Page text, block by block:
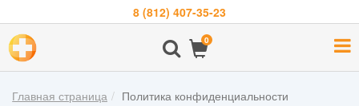
8 (812) 407-35-23
0
О
компании
Бренды
Главная страница Политика конфиденциальности